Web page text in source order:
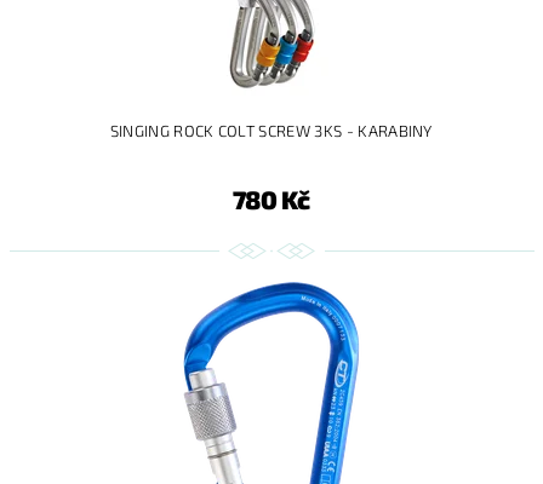
SINGING ROCK COLT SCREW 3KS - KARABINY
780 Kč